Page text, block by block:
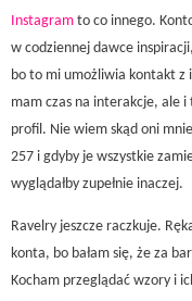
Instagram to co innego.
w codziennej dawce
bo to mi umożliwia kontakt z
mam czas na interakcje, ale i
profil. Nie wiem skąd oni
257 i gdyby je wszystkie
wyglądałby zupełnie inaczej.
Ravelry jeszcze raczkuje.
konta, bo bałam się, że za
Kocham przeglądać wzory i